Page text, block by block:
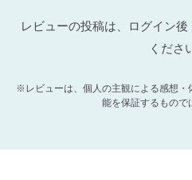
レビューの投稿は、ログイン後
くださ
※レビューは、個人の主観による感想・
能を保証するもので